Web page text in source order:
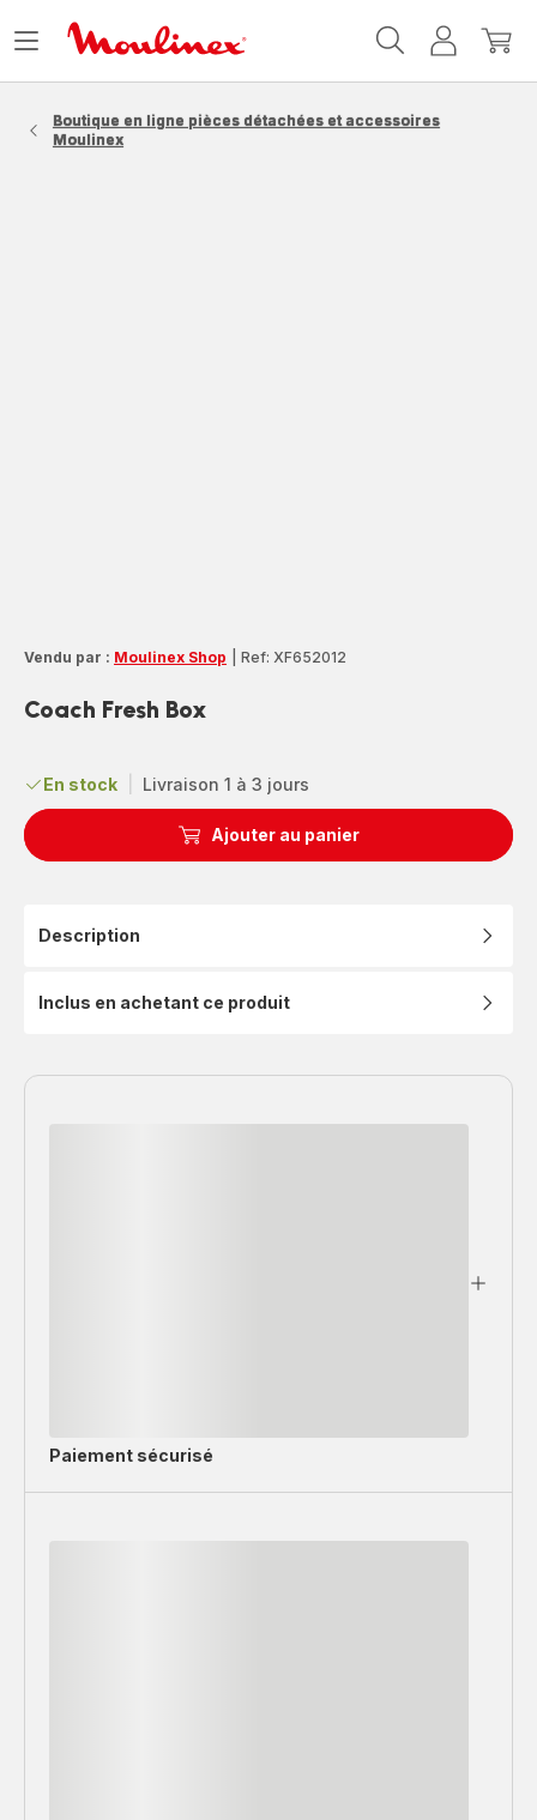
MonMon
Ouvrir
Boutique en ligne pièces détachées et accessoires
Moulinex
Vendu par : Moulinex Shop Ref: XF652012
Coach Fresh Box
En stock Livraison 1 à 3 jours
Ajouter au panier
Description
Inclus en achetant ce produit
Paiement sécurisé